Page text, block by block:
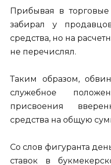
Прибывая в
забирал у
средства, но на
не перечислял.
Таким образом,
служебное
присвоения
средства на общую
Со слов фигуранта
ставок в